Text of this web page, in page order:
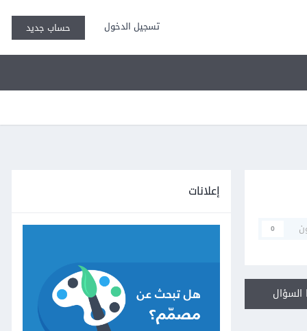
تسجيل الدخول حساب جديد
0
إعلانات